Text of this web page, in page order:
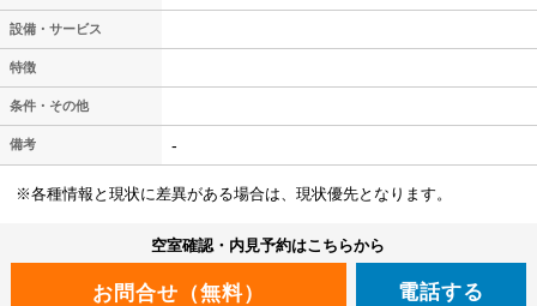
設備・サービス
特徴
条件・その他
備考 -
※各種情報と現状に差異がある場合は、現状優先となります。
空室確認・内見予約はこちらから
電話する